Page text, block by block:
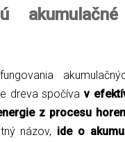
dreva spočívav
z procesu
názov, ide o